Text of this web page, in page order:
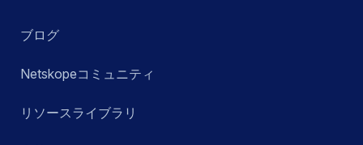
ブログ
Netskopeコミュニティ
リソースライブラリ